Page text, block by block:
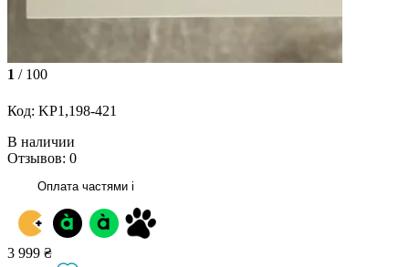
1 / 100
Код: KP1,198-421
В наличии
Отзывов: 0
Оплата частями i
3 999 ₴